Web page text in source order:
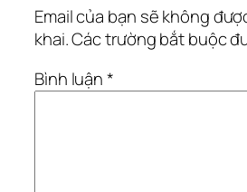
Email của bạn sẽ không
khai.Các trường bắt buộc
Bình luận*